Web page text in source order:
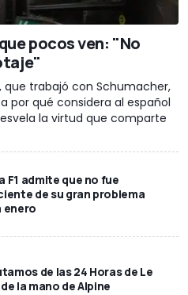
pocos ven: "No
que trabajó con Schumacher,
por qué considera al español
la virtud que comparte
F1 admite que no fue
de su gran problema
enero
de las 24 Horas de Le
la mano de Alpine